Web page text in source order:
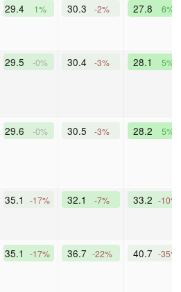
29.4 1% 30.3 -2% 27.8 6%
29.5 -0% 30.4 -3% 28.1 5%
29.6 -0% 30.5 -3% 28.2 5%
35.1 -17% 32.1 -7% 33.2 -10%
35.1 -17% 36.7 -22% 40.7 -35%